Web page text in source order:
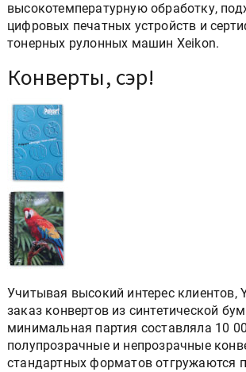
высокотемпературную обработку,
цифровых печатных устройств и
тонерных рулонных машин Xeikon.
Конверты, сэр!
Учитывая высокий интерес клиентов,
заказ конвертов из синтетической
минимальная партия составляла 10
полупрозрачные и непрозрачные
стандартных форматов отгружаются